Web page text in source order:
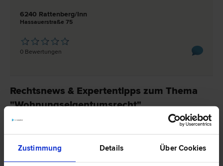
Zustimmung Details Über Cookies
6240 Rattenberg/Inn
Hassauerstraße 75
0 Bewertungen
Rechtsnews & Expertentipps zum Thema
"Wohnungseigentumsrecht"